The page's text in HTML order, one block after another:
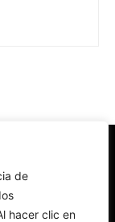
de
hacer clic en